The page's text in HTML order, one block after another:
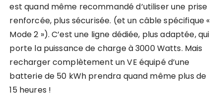
est quand même recommandé d’utiliser une prise
renforcée, plus sécurisée. (et un câble spécifique «
Mode 2 »). C’est une ligne dédiée, plus adaptée, qui
porte la puissance de charge à 3000 Watts. Mais
recharger complètement un VE équipé d’une
batterie de 50 kWh prendra quand même plus de
15 heures !